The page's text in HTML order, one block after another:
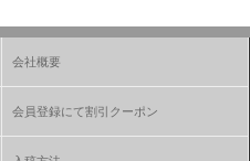
会社概要
会員登録にて割引クーポン